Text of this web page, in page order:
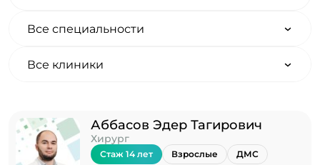
Все специальности
Все клиники
Аббасов Эдер Тагирович
Хирург
Стаж 14 лет Взрослые ДМС